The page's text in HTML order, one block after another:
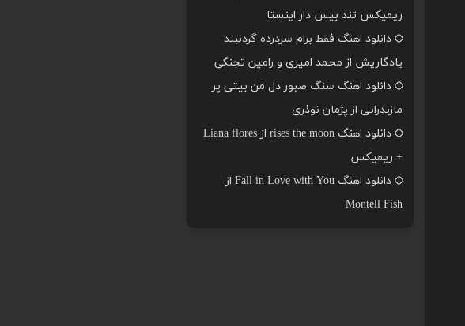
ریمیکس تند بیس دار اینستا
دانلود اهنگ فقط برام سردرده گردنبند
یادگاریش از محمد امیری و رامین تجنگی
دانلود اهنگ سنگ صبور دل من بیتی پر
مازندرانی از پژمان نوذری
دانلود اهنگ rises the moon از Liana flores
+ ریمیکس
دانلود اهنگ Fall in Love with You از
Montell Fish